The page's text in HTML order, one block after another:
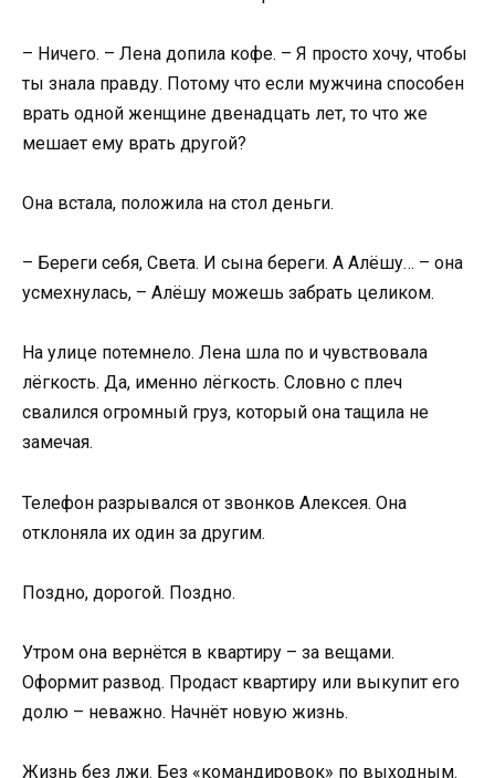
– Ничего. – Лена допила кофе. – Я просто хочу, чтобы
ты знала правду. Потому что если мужчина способен
врать одной женщине двенадцать лет, то что же
мешает ему врать другой?
Она встала, положила на стол деньги.
– Береги себя, Света. И сына береги. А Алёшу… – она
усмехнулась, – Алёшу можешь забрать целиком.
На улице потемнело. Лена шла по и чувствовала
лёгкость. Да, именно лёгкость. Словно с плеч
свалился огромный груз, который она тащила не
замечая.
Телефон разрывался от звонков Алексея. Она
отклоняла их один за другим.
Поздно, дорогой. Поздно.
Утром она вернётся в квартиру – за вещами.
Оформит развод. Продаст квартиру или выкупит его
долю – неважно. Начнёт новую жизнь.
Жизнь без лжи. Без «командировок» по выходным.